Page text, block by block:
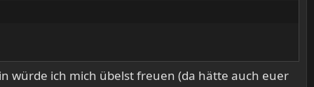
würde ich mich übelst freuen (da hätte auch euer